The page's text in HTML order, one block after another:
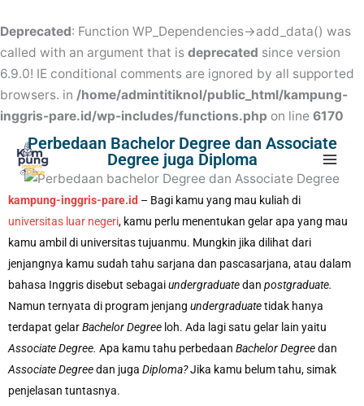
Deprecated: Function WP_Dependencies->add_data() was
called with an argument that is deprecated since version
6.9.0! IE conditional comments are ignored by all supported
browsers. in /home/admintitiknol/public_html/kampung-
inggris-pare.id/wp-includes/functions.php on line 6170
to
content
Perbedaan Bachelor Degree dan Associate
Degree juga Diploma
kampung-inggris-pare.id – Bagi kamu yang mau kuliah di
universitas luar negeri, kamu perlu menentukan gelar apa yang mau
kamu ambil di universitas tujuanmu. Mungkin jika dilihat dari
jenjangnya kamu sudah tahu sarjana dan pascasarjana, atau dalam
bahasa Inggris disebut sebagaiundergraduatedan postgraduate.
Namun ternyata di program jenjang undergraduatetidak hanya
terdapat gelarBachelor Degree loh. Ada lagi satu gelar lain yaitu
Associate Degree. Apa kamu tahu perbedaan Bachelor Degreedan
Associate Degreedan juga Diploma?Jika kamu belum tahu, simak
penjelasan tuntasnya.